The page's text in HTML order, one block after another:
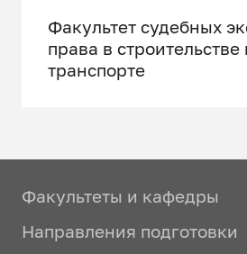
Факультет судебных
права в строительстве
транспорте
Факультеты и кафедры
Направления подготовки